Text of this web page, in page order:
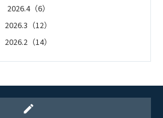
2026.4（6）
2026.3（12）
2026.2（14）
2026.1（5）
edit